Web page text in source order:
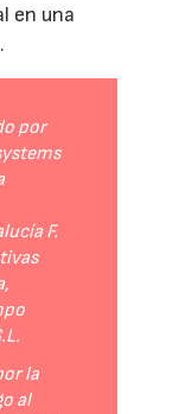
en una
por
F.
la
al